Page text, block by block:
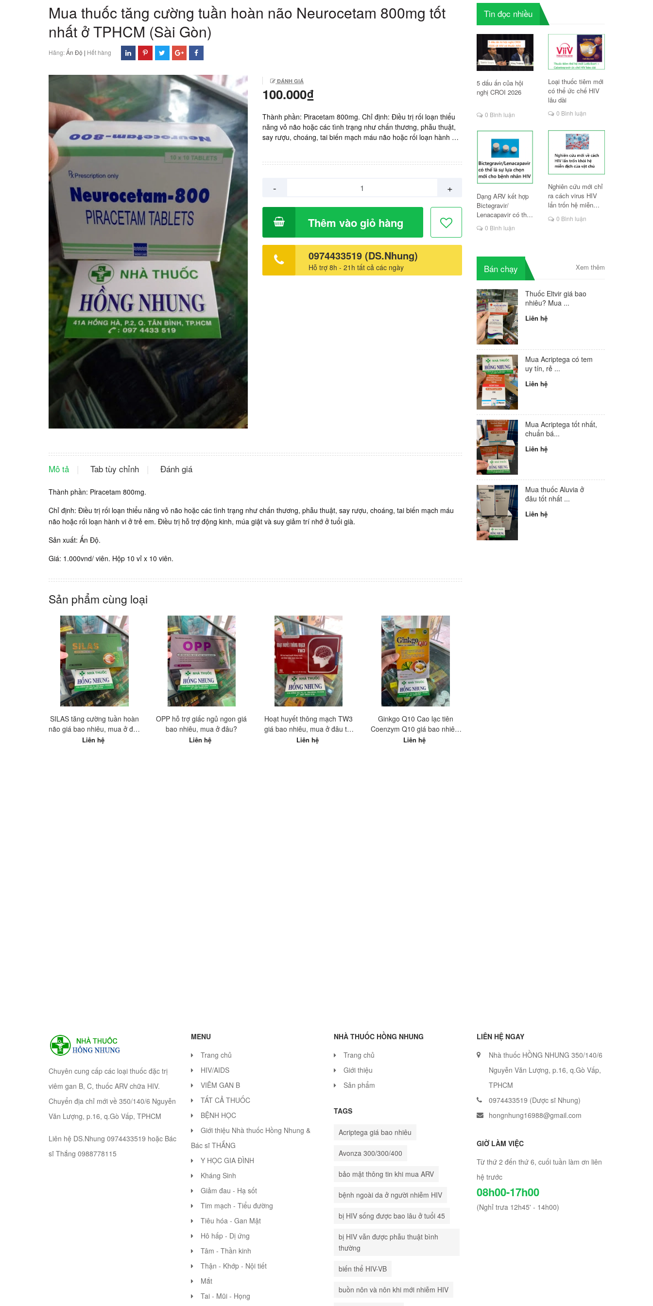
Mua thuốc tăng cường tuần hoàn não Neurocetam 800mg tốt
nhất ở TPHCM (Sài Gòn)
Hãng:Ấn Độ | Hết hàng
ĐÁNH GIÁ
100.000₫
Thành phần: Piracetam 800mg. Chỉ định: Điều trị rối loạn thiểu
năng vỏ não hoặc các tình trạng như chấn thương, phẫu thuật,
say rượu, choáng, tai biến mạch máu não hoặc rối loạn hành vi
viên.
- +
Thêm vào giỏ hàng
0974433519 (DS.Nhung)
Hỗ trợ 8h - 21h tất cả các ngày
Mô tả Tab tùy chỉnh Đánh giá
Thành phần: Piracetam 800mg.
Chỉ định: Điều trị rối loạn thiểu năng vỏ não hoặc các tình trạng như chấn thương, phẫu thuật, say rượu, choáng, tai biến mạch máu
não hoặc rối loạn hành vi ở trẻ em. Điều trị hỗ trợ động kinh, múa giật và suy giảm trí nhớ ở tuổi già.
Sản xuất: Ấn Độ.
Giá: 1.000vnd/ viên. Hộp 10 vỉ x 10 viên.
Sản phẩm cùng loại
SILAS tăng cường tuần hoàn
não giá bao nhiêu, mua ở đâu
tốt nhất?
Liên hệ
OPP hỗ trợ giấc ngủ ngon giá
bao nhiêu, mua ở đâu?
Liên hệ
Hoạt huyết thông mạch TW3
giá bao nhiêu, mua ở đâu tốt
nhất?
Liên hệ
Ginkgo Q10 Cao lạc tiên
Coenzym Q10 giá bao nhiêu,
mua ở đâu?
Liên hệ
Tin đọc nhiều
5 dấu ấn của hội
nghị CROI 2026
0 Bình luận
Loại thuốc tiêm mới
có thể ức chế HIV
lâu dài
0 Bình luận
Dạng ARV kết hợp
Bictegravir/
Lenacapavir có thể
là lựa chọn mới cho
người HIV
0 Bình luận
Nghiên cứu mới chỉ
ra cách virus HIV
lẩn trốn hệ miễn
0 Bình luận
Bán chạy Xem thêm
Thuốc Eltvir giá bao
nhiêu? Mua ...
Liên hệ
Mua Acriptega có tem
uy tín, rẻ ...
Liên hệ
Mua Acriptega tốt nhất,
chuẩn bá...
Liên hệ
Mua thuốc Aluvia ở
đâu tốt nhất ...
Liên hệ
Chuyên cung cấp các loại thuốc đặc trị
viêm gan B, C, thuốc ARV chữa HIV.
Chuyển địa chỉ mới về 350/140/6 Nguyễn
Văn Lượng, p.16, q.Gò Vấp, TPHCM
Liên hệ DS.Nhung 0974433519 hoặc Bác
sĩ Thắng 0988778115
MENU
Trang chủ
HIV/AIDS
VIÊM GAN B
TẤT CẢ THUỐC
BỆNH HỌC
Giới thiệu Nhà thuốc Hồng Nhung &
Bác sĩ THẮNG
Y HỌC GIA ĐÌNH
Kháng Sinh
Giảm đau - Hạ sốt
Tim mạch - Tiểu đường
Tiêu hóa - Gan Mật
Hô hấp - Dị ứng
Tâm - Thần kinh
Thận - Khớp - Nội tiết
Mắt
Tai - Mũi - Họng
NHÀ THUỐC HỒNG NHUNG
Trang chủ
Giới thiệu
Sản phẩm
TAGS
Acriptega giá bao nhiêu
Avonza 300/300/400
bảo mật thông tin khi mua ARV
bệnh ngoài da ở người nhiễm HIV
bị HIV sống được bao lâu ở tuổi 45
bị HIV vẫn được phẫu thuật bình
thường
biến thể HIV-VB
buồn nôn và nôn khi mới nhiễm HIV
LIÊN HỆ NGAY
Nhà thuốc HỒNG NHUNG 350/140/6
Nguyễn Văn Lượng, p.16, q.Gò Vấp,
TPHCM
0974433519 (Dược sĩ Nhung)
hongnhung16988@gmail.com
GIỜ LÀM VIỆC
Từ thứ 2 đến thứ 6, cuối tuần làm ơn liên
hệ trước
08h00-17h00
(Nghỉ trưa 12h45' - 14h00)